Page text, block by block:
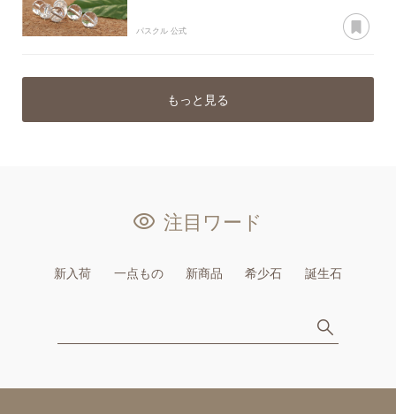
パスクル 公式
もっと見る
注目ワード
新入荷 一点もの 新商品 希少石 誕生石